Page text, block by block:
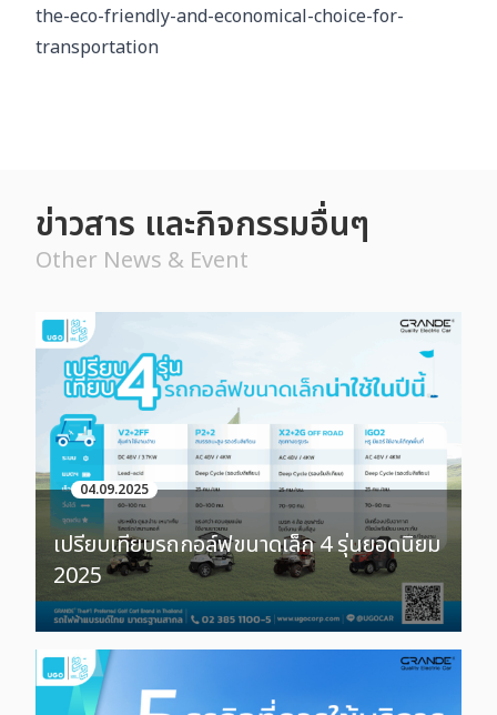
the-eco-friendly-and-economical-choice-for-
transportation
ข่าวสาร และกิจกรรมอื่นๆ
Other News & Event
04.09.2025
เปรียบเทียบรถกอล์ฟขนาดเล็ก 4 รุ่นยอดนิยม
2025